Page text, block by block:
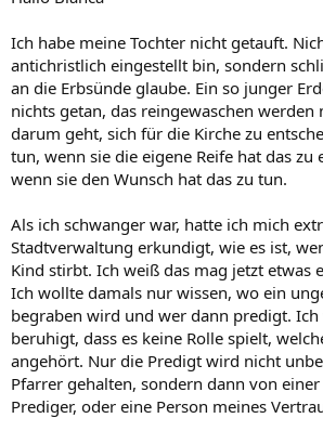
Ich habe meine Tochter nicht getauft.
antichristlich eingestellt bin, sondern
an die Erbsünde glaube. Ein so junger
nichts getan, das reingewaschen werden
darum geht, sich für die Kirche zu
tun, wenn sie die eigene Reife hat das zu
wenn sie den Wunsch hat das zu tun.
Als ich schwanger war, hatte ich mich
Stadtverwaltung erkundigt, wie es ist,
Kind stirbt. Ich weiß das mag jetzt etwas
Ich wollte damals nur wissen, wo ein
begraben wird und wer dann predigt.
beruhigt, dass es keine Rolle spielt,
angehört. Nur die Predigt wird nicht
Pfarrer gehalten, sondern dann von
Prediger, oder eine Person meines